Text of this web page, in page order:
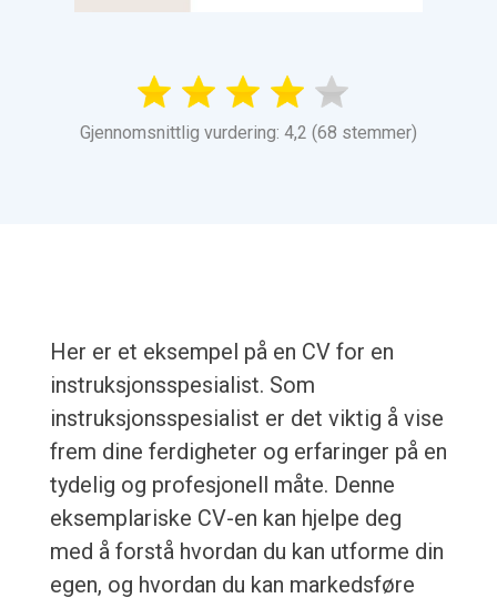
Gjennomsnittlig vurdering: 4,2 (68 stemmer)
Her er et eksempel på en CV for en
instruksjonsspesialist. Som
instruksjonsspesialist er det viktig å vise
frem dine ferdigheter og erfaringer på en
tydelig og profesjonell måte. Denne
eksemplariske CV-en kan hjelpe deg
med å forstå hvordan du kan utforme din
egen, og hvordan du kan markedsføre